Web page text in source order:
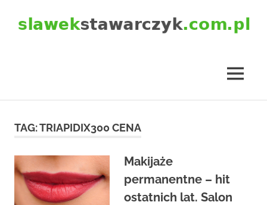
MENU
TAG:TRIAPIDIX300 CENA
Makijaże
permanentne – hit
ostatnich lat. Salon